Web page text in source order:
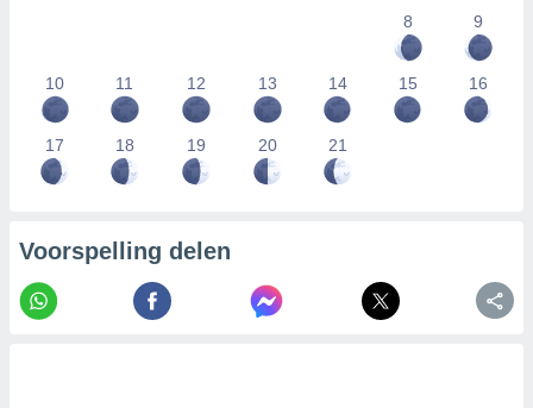
8
9
10 11 12 13 14 15 16
17 18 19 20 21
Voorspelling delen